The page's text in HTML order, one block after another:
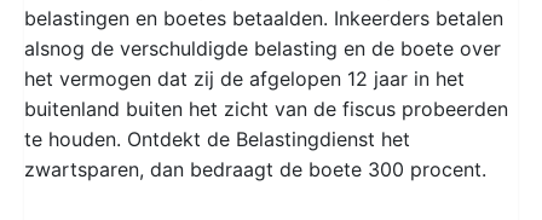
belastingen en boetes betaalden. Inkeerders betalen
alsnog de verschuldigde belasting en de boete over
het vermogen dat zij de afgelopen 12 jaar in het
buitenland buiten het zicht van de fiscus probeerden
te houden. Ontdekt de Belastingdienst het
zwartsparen, dan bedraagt de boete 300 procent.